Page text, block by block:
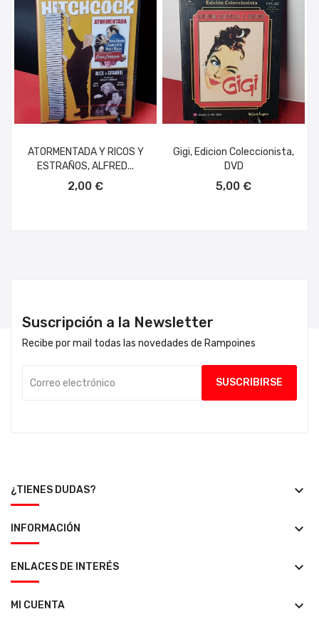
ATORMENTADA Y RICOS Y
ESTRAÑOS, ALFRED...
2,00 €
Gigi, Edicion Coleccionista,
DVD
5,00 €
Suscripción a la Newsletter
Recibe por mail todas las novedades de Rampoines
¿TIENES DUDAS? keyboard_arrow_down
INFORMACIÓN keyboard_arrow_down
ENLACES DE INTERÉS keyboard_arrow_down
MI CUENTA keyboard_arrow_down